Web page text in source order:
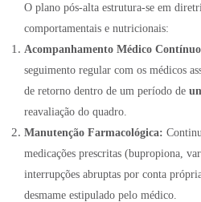
O plano pós-alta estrutura-se em
comportamentais e nutricionais:
Acompanhamento Médico
seguimento regular com os médicos
de retorno dentro de um período de
reavaliação do quadro.
Manutenção Farmacológica:
medicações prescritas (bupropiona,
interrupções abruptas por conta
desmame estipulado pelo médico.